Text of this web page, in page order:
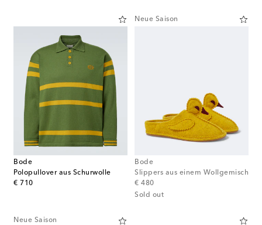
Bode
Polopullover aus Schurwolle
€ 710
original price
Neue Saison
Bode
Slippers aus einem Wollgemisch
€ 480
original price
Sold out
Neue Saison